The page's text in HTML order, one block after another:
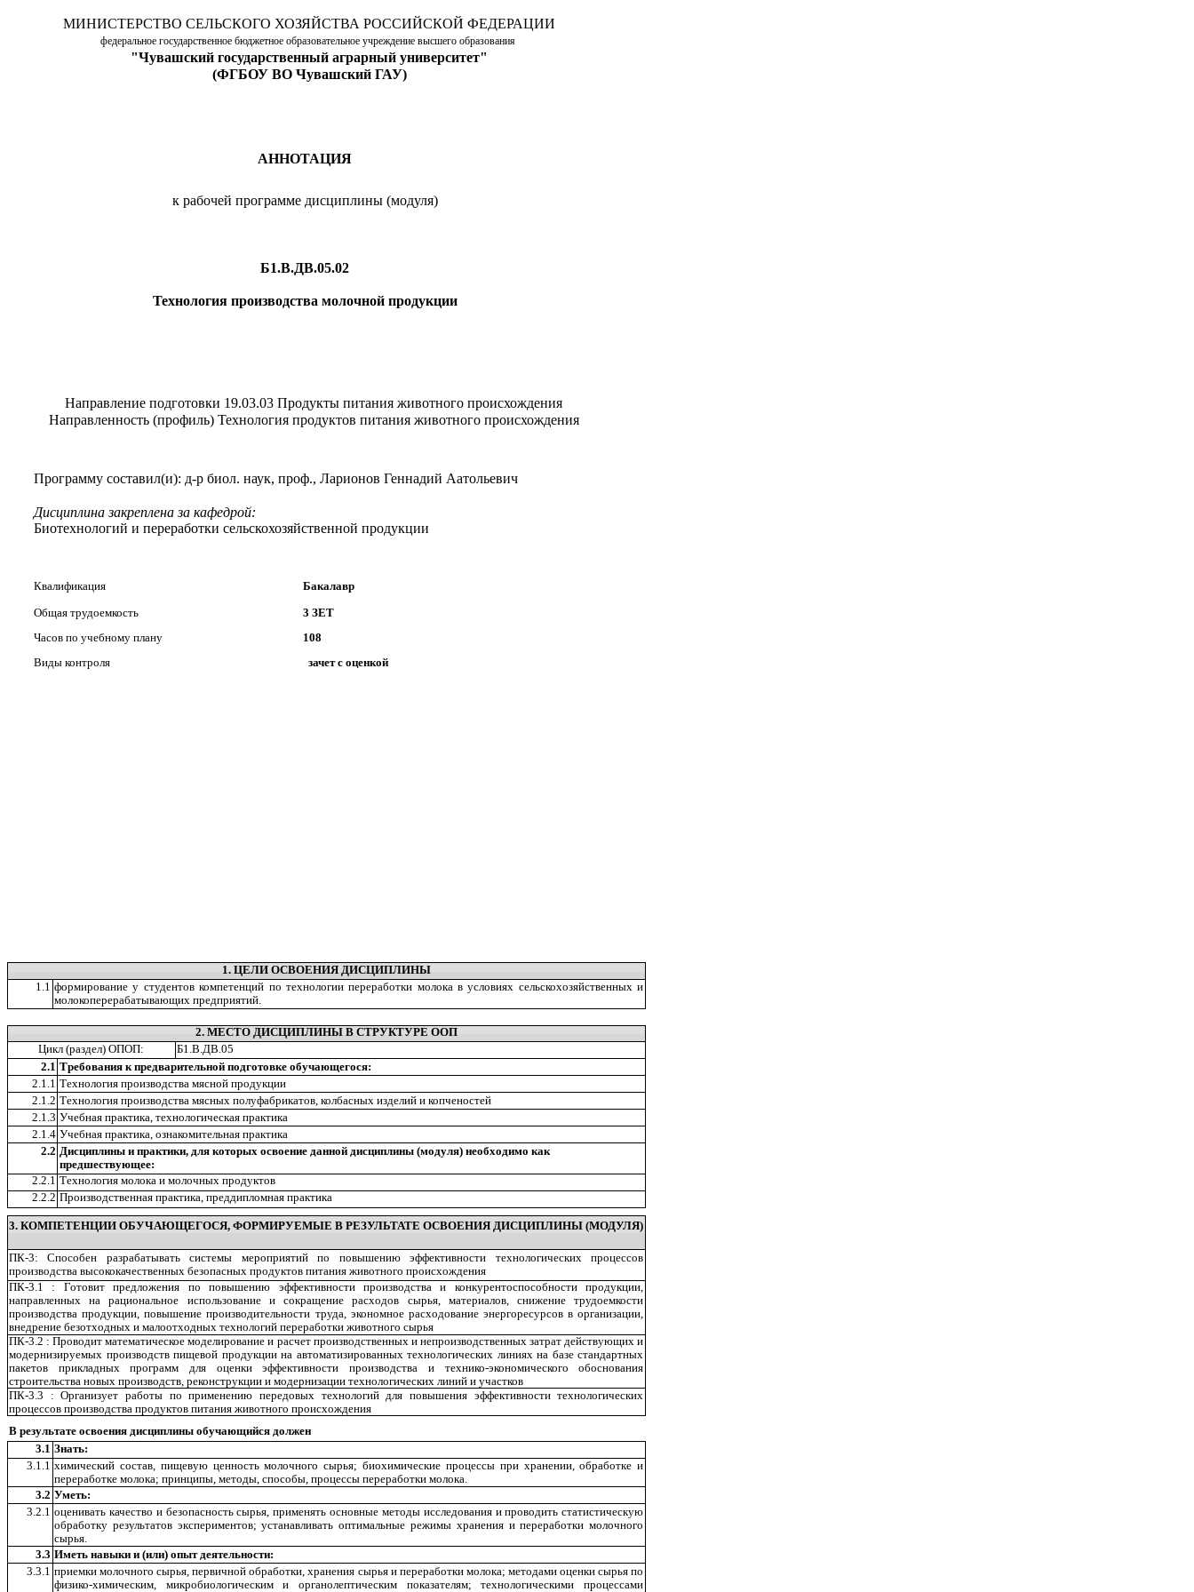
МИНИСТЕРСТВО СЕЛЬСКОГО ХОЗЯЙСТВА РОССИЙСКОЙ ФЕДЕРАЦИИ
федеральное государственное бюджетное образовательное учреждение высшего образования
"Чувашский государственный аграрный университет"
(ФГБОУ ВО Чувашский ГАУ)
к рабочей программе дисциплины (модуля)
АННОТАЦИЯ
Б1.В.ДВ.05.02
Технология производства молочной продукции
Направление подготовки 19.03.03 Продукты питания животного происхождения
Направленность (профиль) Технология продуктов питания животного происхождения
зачет с оценкой
Виды контроля
Общая трудоемкость
Часов по учебному плану
3 ЗЕТ
Квалификация Бакалавр
108
Дисциплина закреплена за кафедрой:
Биотехнологий и переработки сельскохозяйственной продукции
Программу составил(и): д-р биол. наук, проф., Ларионов Геннадий Аатольевич
1. ЦЕЛИ ОСВОЕНИЯ ДИСЦИПЛИНЫ
1.1 формирование у студентов компетенций по технологии переработки молока в условиях сельскохозяйственных и
молокоперерабатывающих предприятий.
2. МЕСТО ДИСЦИПЛИНЫ В СТРУКТУРЕ ООП
Цикл (раздел) ОПОП:
Б1.В.ДВ.05
2.1 Требования к предварительной подготовке обучающегося:
2.1.1 Технология производства мясной продукции
2.1.2 Технология производства мясных полуфабрикатов, колбасных изделий и копченостей
2.1.3 Учебная практика, технологическая практика
2.1.4 Учебная практика, ознакомительная практика
2.2 Дисциплины и практики, для которых освоение данной дисциплины (модуля) необходимо как
предшествующее:
2.2.1 Технология молока и молочных продуктов
2.2.2 Производственная практика, преддипломная практика
3. КОМПЕТЕНЦИИ ОБУЧАЮЩЕГОСЯ, ФОРМИРУЕМЫЕ В РЕЗУЛЬТАТЕ ОСВОЕНИЯ ДИСЦИПЛИНЫ (МОДУЛЯ)
ПК-3: Способен разрабатывать системы мероприятий по повышению эффективности технологических процессов
производства высококачественных безопасных продуктов питания животного происхождения
ПК-3.1 : Готовит предложения по повышению эффективности производства и конкурентоспособности продукции,
направленных на рациональное использование и сокращение расходов сырья, материалов, снижение трудоемкости
производства продукции, повышение производительности труда, экономное расходование энергоресурсов в организации,
внедрение безотходных и малоотходных технологий переработки животного сырья
ПК-3.2 : Проводит математическое моделирование и расчет производственных и непроизводственных затрат действующих и
модернизируемых производств пищевой продукции на автоматизированных технологических линиях на базе стандартных
пакетов прикладных программ для оценки эффективности производства и технико-экономического обоснования
строительства новых производств, реконструкции и модернизации технологических линий и участков
ПК-3.3 : Организует работы по применению передовых технологий для повышения эффективности технологических
процессов производства продуктов питания животного происхождения
В результате освоения дисциплины обучающийся должен
3.1 Знать:
3.1.1 химический состав, пищевую ценность молочного сырья; биохимические процессы при хранении, обработке и
переработке молока; принципы, методы, способы, процессы переработки молока.
3.2 Уметь:
3.2.1 оценивать качество и безопасность сырья, применять основные методы исследования и проводить статистическую
обработку результатов экспериментов; устанавливать оптимальные режимы хранения и переработки молочного
сырья.
3.3 Иметь навыки и (или) опыт деятельности:
3.3.1 приемки молочного сырья, первичной обработки, хранения сырья и переработки молока; методами оценки сырья по
физико-химическим, микробиологическим и органолептическим показателям; технологическими процессами